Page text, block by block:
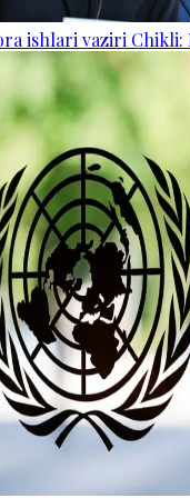
ishlari vaziri